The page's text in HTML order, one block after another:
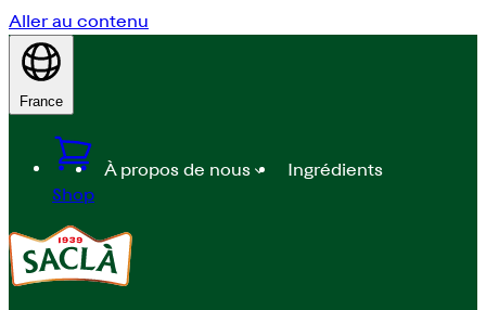
Aller au contenu
France
Shop
À propos de nous Ingrédients